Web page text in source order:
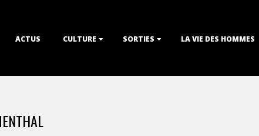
ACTUS CULTURE SORTIES LA VIE DES HOMMES